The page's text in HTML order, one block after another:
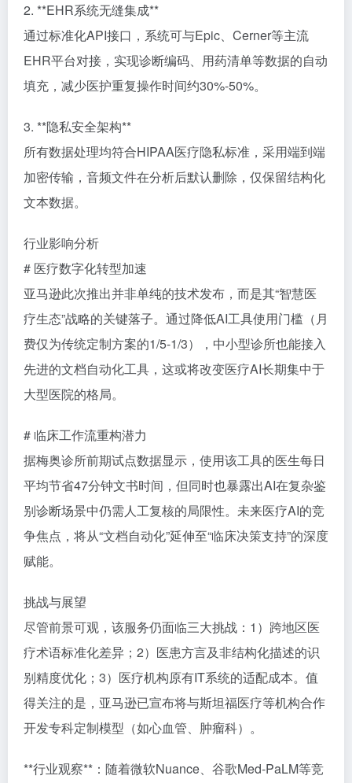
2. **EHR系统无缝集成**
通过标准化API接口，系统可与Epic、Cerner等主流
EHR平台对接，实现诊断编码、用药清单等数据的自动
填充，减少医护重复操作时间约30%-50%。
3. **隐私安全架构**
所有数据处理均符合HIPAA医疗隐私标准，采用端到端
加密传输，音频文件在分析后默认删除，仅保留结构化
文本数据。
行业影响分析
# 医疗数字化转型加速
亚马逊此次推出并非单纯的技术发布，而是其“智慧医
疗生态”战略的关键落子。通过降低AI工具使用门槛（月
费仅为传统定制方案的1/5-1/3），中小型诊所也能接入
先进的文档自动化工具，这或将改变医疗AI长期集中于
大型医院的格局。
# 临床工作流重构潜力
据梅奥诊所前期试点数据显示，使用该工具的医生每日
平均节省47分钟文书时间，但同时也暴露出AI在复杂鉴
别诊断场景中仍需人工复核的局限性。未来医疗AI的竞
争焦点，将从“文档自动化”延伸至“临床决策支持”的深度
赋能。
挑战与展望
尽管前景可观，该服务仍面临三大挑战：1）跨地区医
疗术语标准化差异；2）医患方言及非结构化描述的识
别精度优化；3）医疗机构原有IT系统的适配成本。值
得关注的是，亚马逊已宣布将与斯坦福医疗等机构合作
开发专科定制模型（如心血管、肿瘤科）。
**行业观察**：随着微软Nuance、谷歌Med-PaLM等竞